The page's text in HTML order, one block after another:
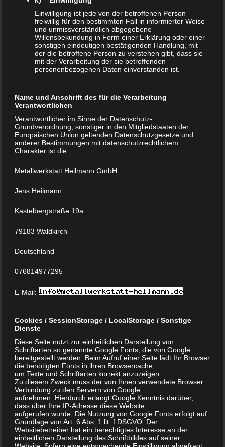
Photography,WordPress
Keine Kommentare
image, wordpress
Nulla varius consequat magna, id molestie ipsum
volutpat quis. Suspendisse consectetur fringilla suctus.
Pellentesque ipsum erat, facilisis ut venenatis eu,
consectetur adipiscing…
Post with Food Picture
1. Februar 2013
bernd_wilke
Photography,Web Design
Keine Kommentare
design, photography, video
Nullam dictum felis eu pede mollis pretium. Integer
tincidunt. Cras dapibus. Vivamus elementum semper
nisi. Aenean vulputate eleifend tellus. Aenean leo ligula,
porttitor eu, consequat vitae, eleifend ac, enim.
Einwilligung ist jede von der betroffenen Person
freiwillig für den bestimmten Fall in informierter Weise
und unmissverständlich abgegebene
Willensbekundung in Form einer Erklärung oder einer
sonstigen eindeutigen bestätigenden Handlung, mit
der die betroffene Person zu verstehen gibt, dass sie
mit der Verarbeitung der sie betreffenden
personenbezogenen Daten einverstanden ist.
Name und Anschrift des für die Verarbeitung
Verantwortlichen
Verantwortlicher im Sinne der Datenschutz-
Grundverordnung, sonstiger in den Mitgliedstaaten der
Europäischen Union geltenden Datenschutzgesetze und
anderer Bestimmungen mit datenschutzrechtlichem
Charakter ist die:
Metallwerkstatt Heilmann GmbH
Jens Heilmann
Kastelbergstraße 19a
79183 Waldkirch
Deutschland
076814977295
E-Mail:
Cookies / SessionStorage / LocalStorage / Sonstige
Dienste
Diese Seite nutzt zur einheitlichen Darstellung von
Schriftarten so genannte Google Fonts, die von Google
bereitgestellt werden. Beim Aufruf einer Seite lädt Ihr Browser
die benötigten Fonts in ihren Browsercache,
um Texte und Schriftarten korrekt anzuzeigen.
Zu diesem Zweck muss der von Ihnen verwendete Browser
Verbindung zu den Servern von Google
aufnehmen. Hierdurch erlangt Google Kenntnis darüber,
dass über Ihre IP-Adresse diese Website
aufgerufen wurde. Die Nutzung von Google Fonts erfolgt auf
Grundlage von Art. 6 Abs. 1 lit. f DSGVO. Der
Websitebetreiber hat ein berechtigtes Interesse an der
einheitlichen Darstellung des Schriftbildes auf seiner